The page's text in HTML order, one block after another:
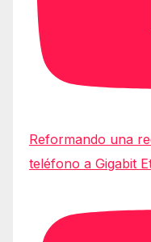
Reformando una
teléfono a Gigabit